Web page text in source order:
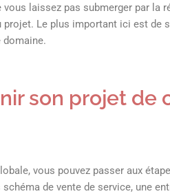
vous laissez pas submerger par la
projet. Le plus important ici est
domaine.
son projet de
vous pouvez passer aux
schéma de vente de service, une